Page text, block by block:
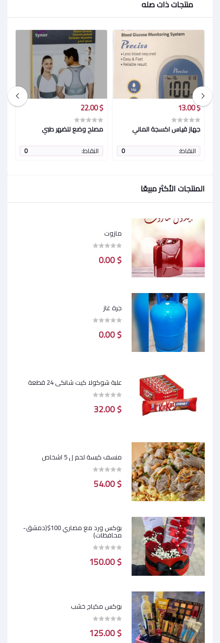
المنتجات الأكثر مبيعًا
مازوت
$ 0.00
جرة غاز
$ 0.00
علبة شوكولا كيت شانكي 24 قطعة
$ 32.00
منسف كبسة لحم ل 5 اشخاص
$ 54.00
بوكس ورد مع مصاري 100$(دمشق-
محافظات)
$ 150.00
بوكس مكياج خشب
$ 125.00
منتجات ذات صله
$ 13.00
جهاز قياس اكسجة الماني
النقاط:
0
$ 22.00
مصلح وضع للضهر طبي
النقاط:
0